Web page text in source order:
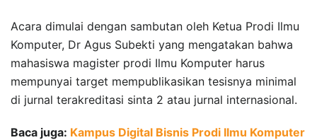
Acara dimulai dengan sambutan oleh Ketua Prodi Ilmu
Komputer, Dr Agus Subekti yang mengatakan bahwa
mahasiswa magister prodi Ilmu Komputer harus
mempunyai target mempublikasikan tesisnya minimal
di jurnal terakreditasi sinta 2 atau jurnal internasional.
Baca juga: Kampus Digital Bisnis Prodi Ilmu Komputer